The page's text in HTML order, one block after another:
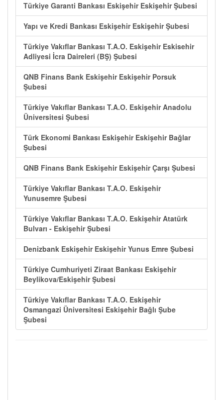
Türkiye Garanti Bankası Eskişehir Eskişehir Şubesi
Yapı ve Kredi Bankası Eskişehir Eskişehir Şubesi
Türkiye Vakıflar Bankası T.A.O. Eskişehir Eskisehir
Adliyesi İcra Daireleri (BŞ) Şubesi
QNB Finans Bank Eskişehir Eskişehir Porsuk
Şubesi
Türkiye Vakıflar Bankası T.A.O. Eskişehir Anadolu
Üniversitesi Şubesi
Türk Ekonomi Bankası Eskişehir Eskişehir Bağlar
Şubesi
QNB Finans Bank Eskişehir Eskişehir Çarşı Şubesi
Türkiye Vakıflar Bankası T.A.O. Eskişehir
Yunusemre Şubesi
Türkiye Vakıflar Bankası T.A.O. Eskişehir Atatürk
Bulvarı - Eskişehir Şubesi
Denizbank Eskişehir Eskişehir Yunus Emre Şubesi
Türkiye Cumhuriyeti Ziraat Bankası Eskişehir
Beylikova/Eskişehir Şubesi
Türkiye Vakıflar Bankası T.A.O. Eskişehir
Osmangazi Üniversitesi Eskişehir Bağlı Şube
Şubesi